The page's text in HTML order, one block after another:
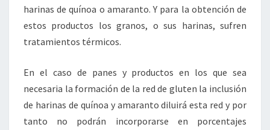
harinas de quínoa o amaranto. Y para la obtención de
estos productos los granos, o sus harinas, sufren
tratamientos térmicos.
En el caso de panes y productos en los que sea
necesaria la formación de la red de gluten la inclusión
de harinas de quínoa y amaranto diluirá esta red y por
tanto no podrán incorporarse en porcentajes